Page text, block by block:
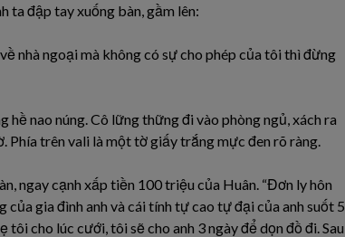
ta đập tay xuống bàn, gầm lên:
nhà ngoại mà không có sự cho phép của tôi thì đừng
hề nao núng. Cô lững thững đi vào phòng ngủ, xách ra
trên vali là một tờ giấy trắng mực đen rõ ràng.
ngay cạnh xấp tiền 100 triệu của Huân. “Đơn ly hôn
gia đình anh và cái tính tự cao tự đại của anh suốt 5
tôi cho lúc cưới, tôi sẽ cho anh 3 ngày để dọn đồ đi. Sau